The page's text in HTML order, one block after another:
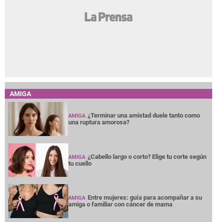
AMIGA
AMIGA ¿Terminar una amistad duele tanto como
una ruptura amorosa?
AMIGA ¿Cabello largo o corto? Elige tu corte según
tu cuello
AMIGA Entre mujeres: guía para acompañar a su
amiga o familiar con cáncer de mama